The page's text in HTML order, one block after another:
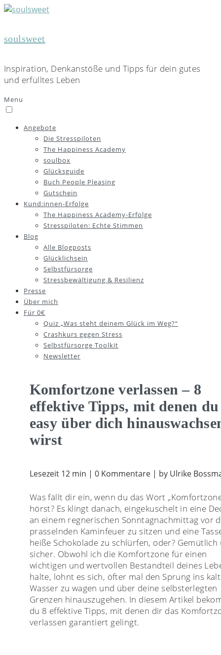
soulsweet
Inspiration, Denkanstöße und Tipps für dein gutes
und erfülltes Leben
Menu
Angebote
Die Stresspiloten
The Happiness Academy
soulbox
Glücksguide
Buch People Pleasing
Gutschein
Kund:innen-Erfolge
The Happiness Academy-Erfolge
Stresspiloten: Echte Stimmen
Blog
Alle Blogposts
Glücklichsein
Selbstfürsorge
Stressbewältigung & Resilienz
Presse
Über mich
Für 0€
Quiz „Was steht deinem Glück im Weg?“
Crashkurs gegen Stress
Selbstfürsorge Toolkit
Newsletter
Komfortzone verlassen – 8
effektive Tipps, mit denen du
easy über dich
wirst
Lesezeit 12 min | 0 Kommentare | by Ulrike
Was fällt dir ein, wenn du das Wort
hörst? Es klingt danach, eingekuschelt in eine
an einem regnerischen Sonntagnachmittag vor
prasselnden Kaminfeuer zu sitzen und eine
heiße Schokolade zu schlürfen, oder? Gemütlich
sicher. Obwohl ich die Komfortzone für einen
wichtigen und wertvollen Bestandteil deines
halte, lohnt es sich, öfter mal den Sprung ins
Wasser zu wagen und über deine selbsterlegten
Grenzen hinauszugehen. In diesem Artikel
du 8 effektive Tipps, mit denen dir das
verlassen garantiert gelingt.